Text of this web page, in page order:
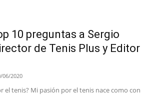
10 preguntas a Sergio
de Tenis Plus y Editor
06/2020
el tenis? Mi pasión por el tenis nace como con